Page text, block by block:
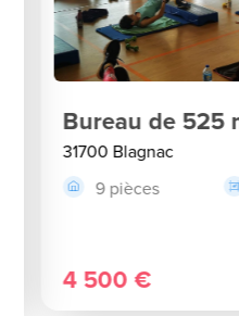
Bureau de 525
31700 Blagnac
9 pièces
4 500 €